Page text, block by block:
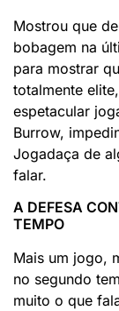
Mostrou que
bobagem na
para mostrar
totalmente
espetacular
Burrow,
Jogadaça de
falar.
A DEFESA
TEMPO
Mais um jogo,
no segundo
muito o que